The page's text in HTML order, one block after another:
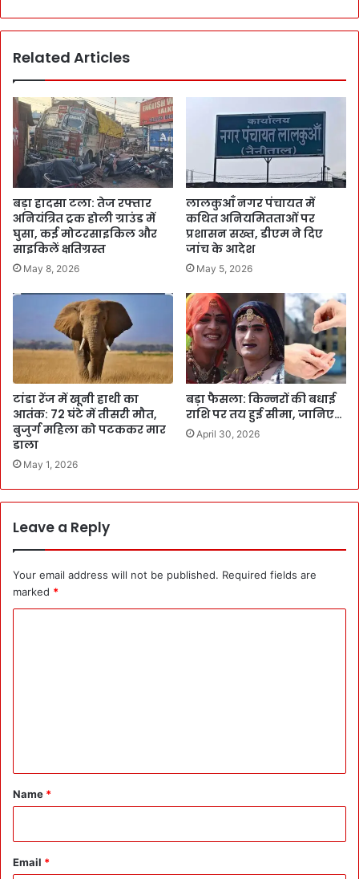
Related Articles
बड़ा हादसा टला: तेज रफ्तार
अनियंत्रित ट्रक होली ग्राउंड में
घुसा, कई मोटरसाइकिल और
साइकिलें क्षतिग्रस्त
May 8, 2026
लालकुआँ नगर पंचायत में
कथित अनियमितताओं पर
प्रशासन सख्त, डीएम ने दिए
जांच के आदेश
May 5, 2026
टांडा रेंज में खूनी हाथी का
आतंक: 72 घंटे में तीसरी मौत,
बुजुर्ग महिला को पटककर मार
डाला
May 1, 2026
बड़ा फैसला: किन्नरों की बधाई
राशि पर तय हुई सीमा, जानिए…
April 30, 2026
Leave a Reply
Your email address will not be published. Required fields are
marked *
*
Name *
Email *